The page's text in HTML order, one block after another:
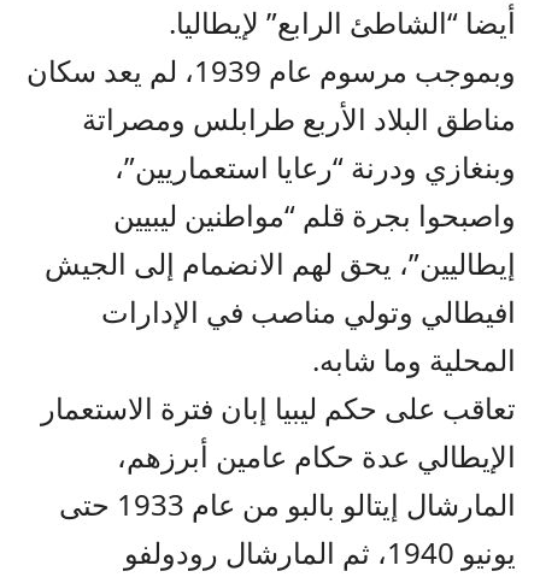
أيضا “الشاطئ الرابع” لإيطاليا.
وبموجب مرسوم عام 1939، لم يعد سكان
مناطق البلاد الأربع طرابلس ومصراتة
وبنغازي ودرنة “رعايا استعماريين”،
واصبحوا بجرة قلم “مواطنين ليبيين
إيطاليين”، يحق لهم الانضمام إلى الجيش
افيطالي وتولي مناصب في الإدارات
المحلية وما شابه.
تعاقب على حكم ليبيا إبان فترة الاستعمار
الإيطالي عدة حكام عامين أبرزهم،
المارشال إيتالو بالبو من عام 1933 حتى
يونيو 1940، ثم المارشال رودولفو